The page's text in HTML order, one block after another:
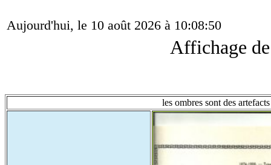
Aujourd'hui, le 10 août 2026 à 10:08:50
Affichage
les ombres sont des